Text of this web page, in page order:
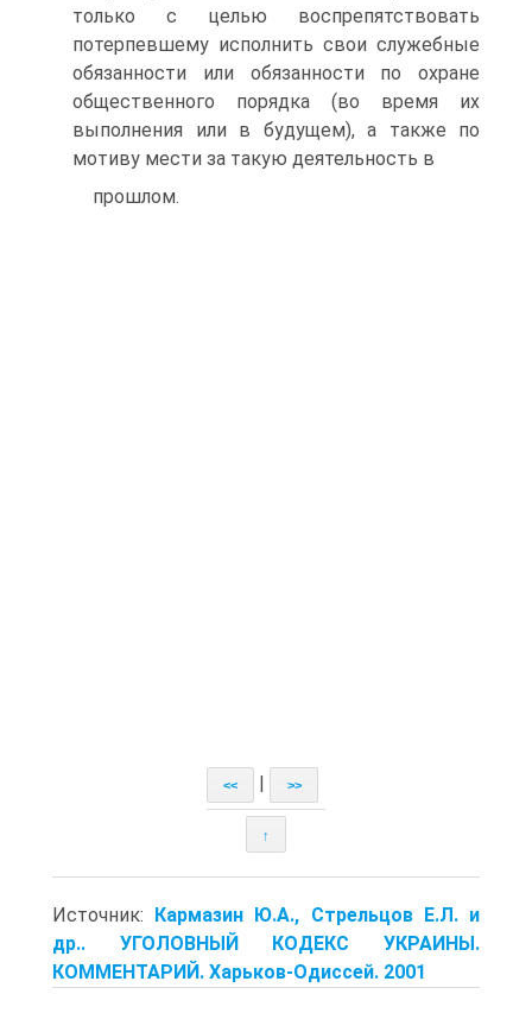
только с целью воспрепятствовать
потерпевшему исполнить свои служебные
обязанности или обязанности по охране
общественного порядка (во время их
выполнения или в будущем), а также по
мотиву мести за такую деятельность в
прошлом.
<< >>
↑
Источник: Кармазин Ю.А., Стрельцов Е.Л. и
др.. УГОЛОВНЫЙ КОДЕКС УКРАИНЫ.
КОММЕНТАРИЙ. Харьков-Одиссей. 2001